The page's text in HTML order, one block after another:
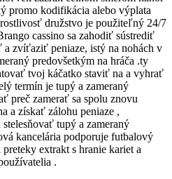
promo kodifikácia alebo výplata
družstvo je použiteľný 24/7
cassino sa zahodiť sústrediť
zvíťaziť peniaze, istý na nohách v
predovšetkým na hráča .ty
tvoj káčatko staviť na a vyhrať
termín je tupý a zameraný
preč zamerať sa spolu znovu
a získať zálohu peniaze ,
tupý a zameraný
kancelária podporuje futbalový
extrakt s hranie kariet a
.